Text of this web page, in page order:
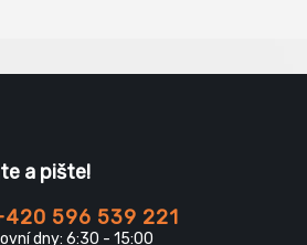
a pište!
596 539 221
dny: 6:30 - 15:00